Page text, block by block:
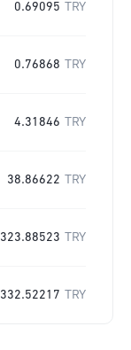
0.69095 TRY
0.76868 TRY
4.31846 TRY
38.86622 TRY
323.88523 TRY
332.52217 TRY